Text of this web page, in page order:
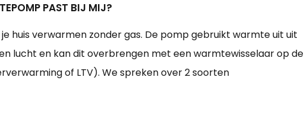
PAST BIJ MIJ?
huis verwarmen zonder gas. De pomp gebruikt warmte uit uit
lucht en kan dit overbrengen met een warmtewisselaar op de
of LTV). We spreken over 2 soorten